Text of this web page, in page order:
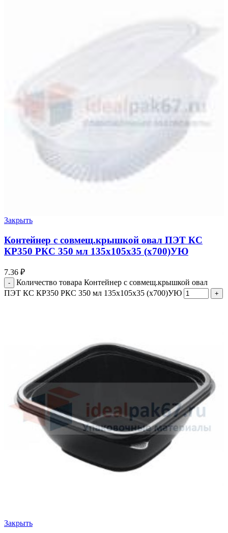
Закрыть
Контейнер с совмещ.крышкой овал ПЭТ КС
КР350 РКС 350 мл 135х105х35 (х700)УЮ
7.36 ₽
Количество товара Контейнер с совмещ.крышкой овал
ПЭТ КС КР350 РКС 350 мл 135х105х35 (х700)УЮ
Закрыть